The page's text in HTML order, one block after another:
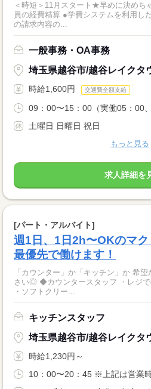
＜時短＞11月スタート★早めに決めち
員の経費精算 ●学費システムを利用し
の請求内容の...
一般事務・OA事務
埼玉県越谷市/越谷レイクタ
時給1,600円 交通費全額支給
09：00〜15：00（実働05：00
土曜日 日曜日 祝日
もっと見る
求人詳細を
[パート・アルバイト]
週1日、1日2h〜OKのマ
最優先で働けます！
「カウンター」か「キッチン」か 希
さい◎ ◆カウンタースタッフ ・レジでの接客、注文 ・ドリンク作り
・ソフトクリー...
キッチンスタッフ
埼玉県越谷市/越谷レイクタ
時給1,230円～
10：00〜20：45 ※上記は営業時